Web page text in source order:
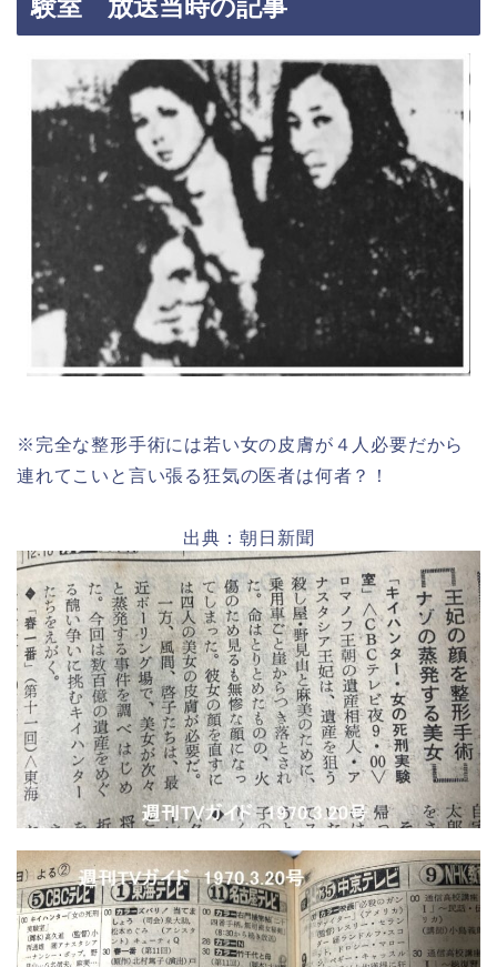
験室 放送当時の記事
※完全な整形手術には若い女の皮膚が４人必要だから
連れてこいと言い張る狂気の医者は何者？！
出典：朝日新聞